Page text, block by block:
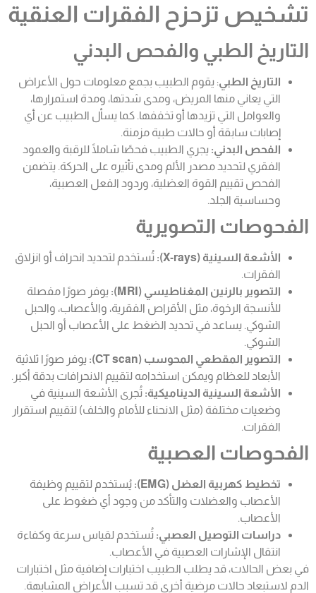
تشخيص تزحزح الفقرات العنقية
التاريخ الطبي والفحص البدني
التاريخ الطبي: يقوم الطبيب بجمع معلومات حول الأعراض
التي يعاني منها المريض، ومدى شدتها، ومدة استمرارها،
والعوامل التي تزيدها أو تخففها. كما يسأل الطبيب عن أي
إصابات سابقة أو حالات طبية مزمنة.
الفحص البدني: يجري الطبيب فحصًا شاملًا للرقبة والعمود
الفقري لتحديد مصدر الألم ومدى تأثيره على الحركة. يتضمن
الفحص تقييم القوة العضلية، وردود الفعل العصبية،
وحساسية الجلد.
الفحوصات التصويرية
الأشعة السينية (X-rays):
تُستخدم لتحديد انحراف أو انزلاق
الفقرات.
التصوير بالرنين المغناطيسي (MRI):
يوفر صورًا مفصلة
للأنسجة الرخوة، مثل الأقراص الفقرية، والأعصاب، والحبل
الشوكي. يساعد في تحديد الضغط على الأعصاب أو الحبل
الشوكي.
التصوير المقطعي المحوسب (CT scan):
يوفر صورًا ثلاثية
الأبعاد للعظام ويمكن استخدامه لتقييم الانحرافات بدقة أكبر.
الأشعة السينية الديناميكية: تُجرى الأشعة السينية في
وضعيات مختلفة (مثل الانحناء للأمام والخلف) لتقييم استقرار
الفقرات.
الفحوصات العصبية
تخطيط كهربية العضل (EMG):
يُستخدم لتقييم وظيفة
الأعصاب والعضلات والتأكد من وجود أي ضغوط على
الأعصاب.
دراسات التوصيل العصبي: تُستخدم لقياس سرعة وكفاءة
انتقال الإشارات العصبية في الأعصاب.
في بعض الحالات، قد يطلب الطبيب اختبارات إضافية مثل اختبارات
الدم لاستبعاد حالات مرضية أخرى قد تسبب الأعراض المشابهة.